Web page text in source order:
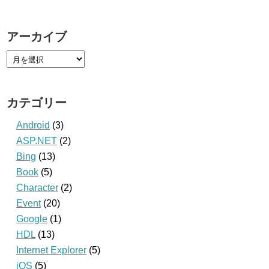
アーカイブ
カテゴリー
Android (3)
ASP.NET (2)
Bing (13)
Book (5)
Character (2)
Event(20)
Google (1)
HDL (13)
Internet Explorer (5)
iOS (5)